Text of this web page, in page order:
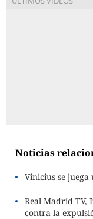
Noticias
Vinicius se
Real Madrid TV,
contra la